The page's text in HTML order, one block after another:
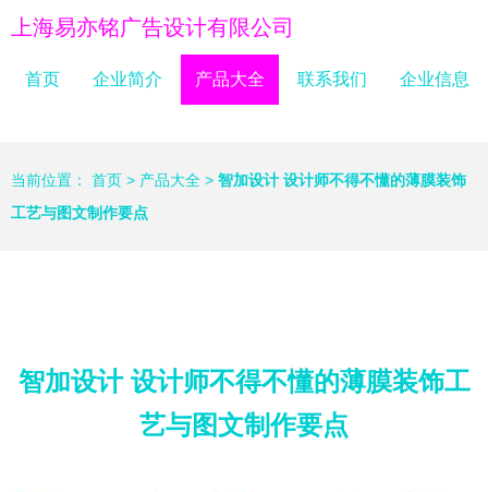
上海易亦铭广告设计有限公司
首页 企业简介 产品大全 联系我们 企业信息
当前位置： 首页 > 产品大全 > 智加设计 设计师不得不懂的薄膜装饰
工艺与图文制作要点
智加设计 设计师不得不懂的薄膜装饰工
艺与图文制作要点